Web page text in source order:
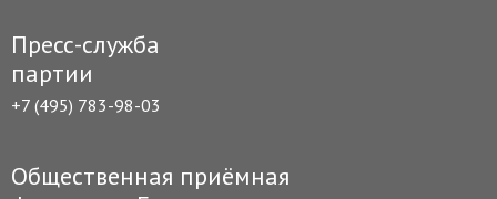
Пресс-служба
партии
+7 (495) 783-98-03
Общественная приёмная